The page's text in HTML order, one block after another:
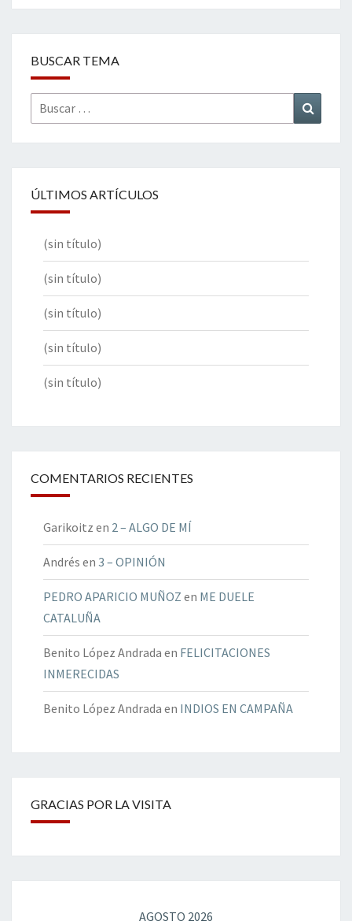
BUSCAR TEMA
Buscar
por:
ÚLTIMOS ARTÍCULOS
(sin título)
(sin título)
(sin título)
(sin título)
(sin título)
COMENTARIOS RECIENTES
Garikoitz en 2 – ALGO DE MÍ
Andrés en 3 – OPINIÓN
PEDRO APARICIO MUÑOZ en ME DUELE
CATALUÑA
Benito López Andrada en FELICITACIONES
INMERECIDAS
Benito López Andrada en INDIOS EN CAMPAÑA
GRACIAS POR LA VISITA
AGOSTO 2026